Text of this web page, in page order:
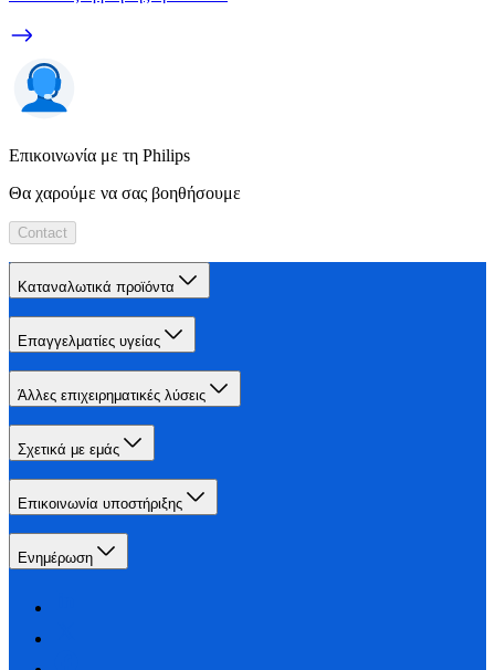
Επικοινωνία με τη Philips
Θα χαρούμε να σας βοηθήσουμε
Contact
Καταναλωτικά προϊόντα
Επαγγελματίες υγείας
Άλλες επιχειρηματικές λύσεις
Σχετικά με εμάς
Επικοινωνία υποστήριξης
Ενημέρωση